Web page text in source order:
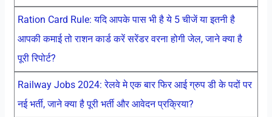
Ration Card Rule: यदि आपके पास भी है ये 5 चीजें या इतनी है
आपकी कमाई तो राशन कार्ड करें सरेंडर वरना होगी जेल, जाने क्या है
पूरी रिपोर्ट?
Railway Jobs 2024: रेलवे मे एक बार फिर आई ग्रुप डी के पदों पर
नई भर्ती, जाने क्या है पूरी भर्ती और आवेदन प्रक्रिया?